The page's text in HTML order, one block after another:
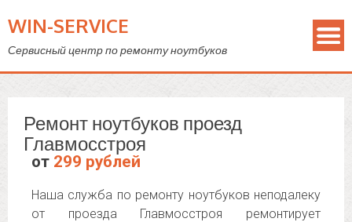
WIN-SERVICE
Сервисный центр по ремонту ноутбуков
Ремонт ноутбуков проезд
Главмосстроя
от 299 рублей
Наша служба по ремонту ноутбуков неподалеку
от проезда Главмосстроя ремонтирует